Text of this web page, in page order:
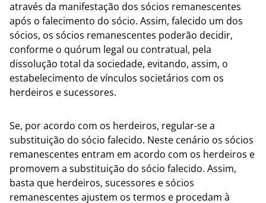
através da manifestação dos sócios remanescentes
após o falecimento do sócio. Assim, falecido um dos
sócios, os sócios remanescentes poderão decidir,
conforme o quórum legal ou contratual, pela
dissolução total da sociedade, evitando, assim, o
estabelecimento de vínculos societários com os
herdeiros e sucessores.
Se, por acordo com os herdeiros, regular-se a
substituição do sócio falecido. Neste cenário os sócios
remanescentes entram em acordo com os herdeiros e
promovem a substituição do sócio falecido. Assim,
basta que herdeiros, sucessores e sócios
remanescentes ajustem os termos e procedam à